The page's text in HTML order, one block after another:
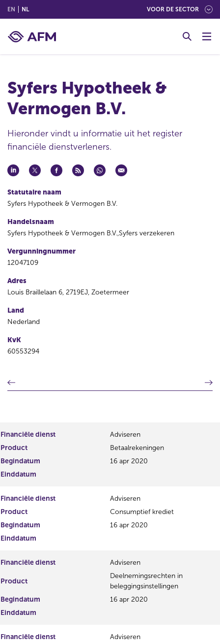
EN (ENGLISH)
NL(NEDERLANDS (NEDERLAND)) VOOR DE SECTOR
Syfers Hypotheek &
Vermogen B.V.
Hieronder vindt u informatie uit het register
financiële dienstverleners.
Statutaire naam
Syfers Hypotheek & Vermogen B.V.
Handelsnaam
Syfers Hypotheek & Vermogen B.V.,Syfers verzekeren
Vergunningnummer
12047109
Adres
Louis Braillelaan 6, 2719EJ, Zoetermeer
Land
Nederland
KvK
60553294
o
e
e
g
i
e
r
e
s
l
a
t
V
o
Financiële dienst
Adviseren
Product
Betaalrekeningen
Begindatum
16 apr 2020
Einddatum
Financiële dienst
Adviseren
Product
Consumptief krediet
Begindatum
16 apr 2020
Einddatum
Financiële dienst Adviseren
Product
Deelnemingsrechten in
beleggingsinstellingen
Begindatum
16 apr 2020
Einddatum
Financiële dienst
Adviseren